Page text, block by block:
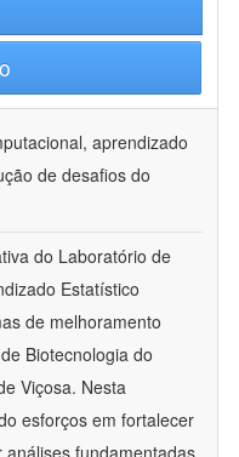
aprendizado
de desafios do
do Laboratório de
Estatístico
de melhoramento
Biotecnologia do
Viçosa. Nesta
esforços em fortalecer